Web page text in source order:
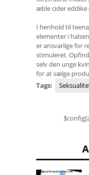
æble cider eddike
I henhold til
elementer i
er ansvarlige for
stimuleret.
selv den unge
for at sælge
Tags: